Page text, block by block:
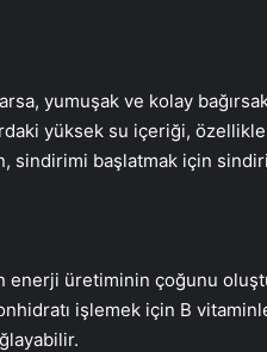
yumuşak ve kolay
yüksek su içeriği,
sindirimi başlatmak için
enerji üretiminin çoğunu
işlemek için B